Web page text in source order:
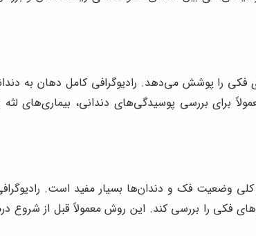
فکی را پوشش می‌دهد. رادیوگرافی کامل دهان به
برای بررسی پوسیدگی‌های دندانی، بیماری‌های
وضعیت فک و دندان‌ها بسیار مفید است.
فکی را بررسی کند. این روش معمولاً قبل از شروع